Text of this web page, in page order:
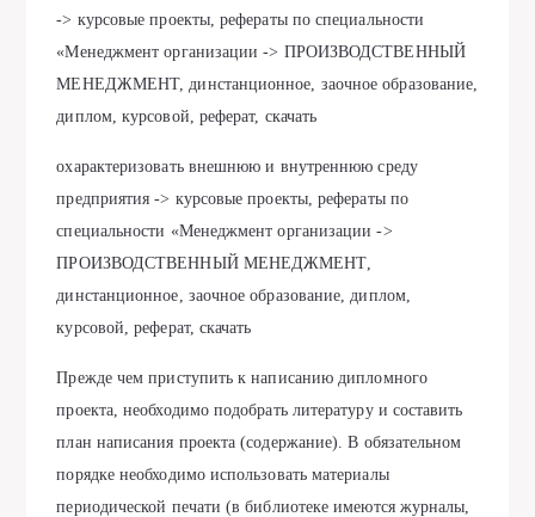
-> курсовые проекты, рефераты по специальности
«Менеджмент организации -> ПРОИЗВОДСТВЕННЫЙ
МЕНЕДЖМЕНТ, динстанционное, заочное образование,
диплом, курсовой, реферат, скачать
охарактеризовать внешнюю и внутреннюю среду
предприятия -> курсовые проекты, рефераты по
специальности «Менеджмент организации ->
ПРОИЗВОДСТВЕННЫЙ МЕНЕДЖМЕНТ,
динстанционное, заочное образование, диплом,
курсовой, реферат, скачать
Прежде чем приступить к написанию дипломного
проекта, необходимо подобрать литературу и составить
план написания проекта (содержание). В обязательном
порядке необходимо использовать материалы
периодической печати (в библиотеке имеются журналы,